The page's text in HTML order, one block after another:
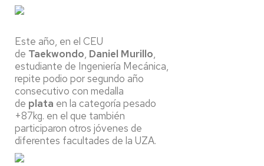
Este año, en el CEU
de Taekwondo, Daniel Murillo,
estudiante de Ingeniería Mecánica,
repite podio por segundo año
consecutivo con medalla
de plata en la categoría pesado
+87kg. en el que también
participaron otros jóvenes de
diferentes facultades de la UZA.